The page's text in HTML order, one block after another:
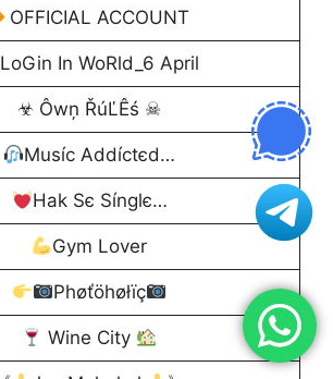
OFFICIAL ACCOUNT
LoGin In WoRld_6 April
☣ Ôwņ ŘúĽÊś ☠
Muѕíc Addíctєd…
Hak Sє Sínglє…
Gym Lover
Phøťöhøłïç
Wine City